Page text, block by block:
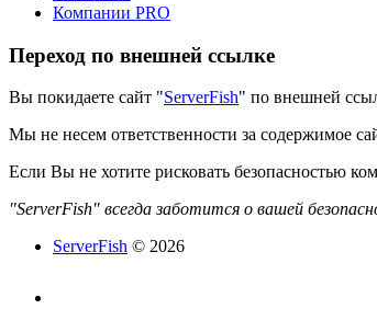
Компании PRO
Переход по внешней ссылке
Вы покидаете сайт "ServerFish" по внешней
Мы не несем ответственности за содержимое
Если Вы не хотите рисковать безопасностью
"ServerFish" всегда заботится о вашей
ServerFish © 2026